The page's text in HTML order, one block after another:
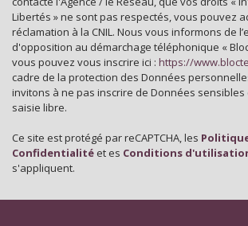
Taxe foncière
Habitants de moins de 25 ans
Habitants de 25 à 55 ans
Habitants de plus de 55 ans
Familles sans enfant
Familles avec 1 ou 2 enfants
Maisons
Libertés » ne sont pas respectés, vous pouvez
réclamation à la CNIL. Nous vous informons de
d'opposition au démarchage téléphonique «
vous pouvez vous inscrire ici : https://
cadre de la protection des Données
invitons à ne pas inscrire de Données sensibles
saisie libre.
Ce site est protégé par reCAPTCHA, les
Confidentialité et es Conditions
s'appliquent.